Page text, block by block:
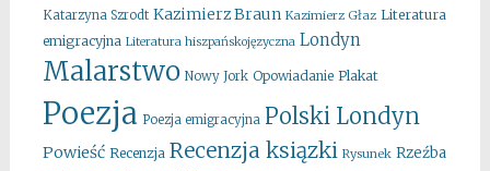
Katarzyna Szrodt Kazimierz Braun Kazimierz Głaz Literatura
emigracyjna Literatura hiszpańskojęzyczna Londyn
Malarstwo Nowy Jork Opowiadanie Plakat
Poezja Poezja emigracyjna Polski Londyn
Powieść Recenzja Recenzja ksiązki Rysunek Rzeźba